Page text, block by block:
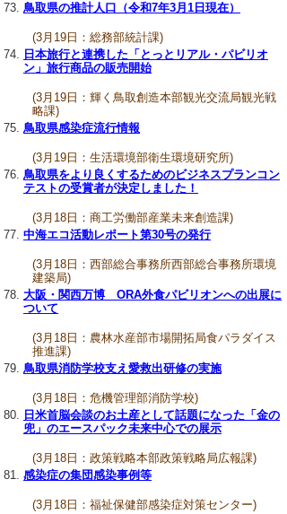
鳥取県の推計人口（令和7年3月1日現在）
(3月19日：総務部統計課)
日本旅行と連携した「とっとリアル・パビリオ
ン」旅行商品の販売開始
(3月19日：輝く鳥取創造本部観光交流局観光戦
略課)
鳥取県感染症流行情報
(3月19日：生活環境部衛生環境研究所)
鳥取県をより良くするためのビジネスプランコン
テストの受賞者が決定しました！
(3月18日：商工労働部産業未来創造課)
中海エコ活動レポート第30号の発行
(3月18日：西部総合事務所西部総合事務所環境
建築局)
大阪・関西万博 ORA外食パビリオンへの出展に
ついて
(3月18日：農林水産部市場開拓局食パラダイス
推進課)
鳥取県消防学校支え愛救出研修の実施
(3月18日：危機管理部消防学校)
日米首脳会談のお土産として話題になった「金の
兜」のエースパック未来中心での展示
(3月18日：政策戦略本部政策戦略局広報課)
感染症の集団感染事例等
(3月18日：福祉保健部感染症対策センター)